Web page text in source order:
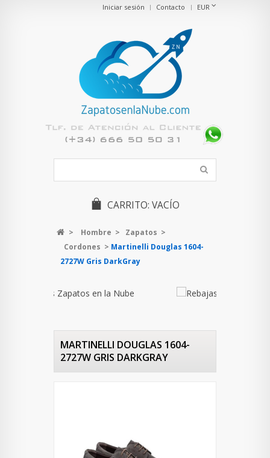
EUR
Contacto
Iniciar sesión
CARRITO: VACÍO
> Hombre > Zapatos >
Cordones > Martinelli Douglas 1604-
2727W Gris DarkGray
MARTINELLI DOUGLAS 1604-
2727W GRIS DARKGRAY